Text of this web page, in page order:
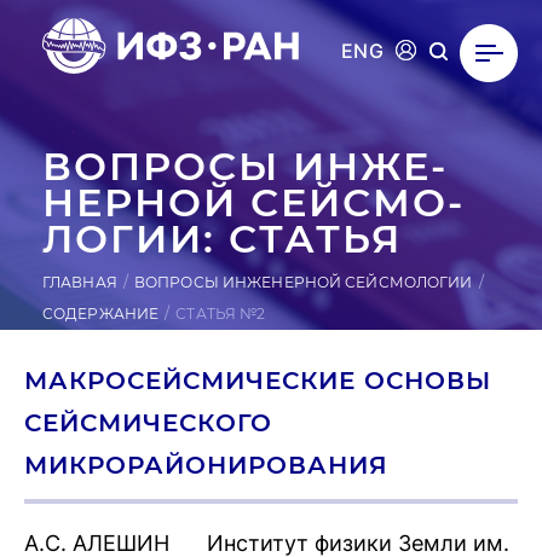
ENG
ВОПРОСЫ ИН­ЖЕ­
НЕР­НОЙ СЕЙ­СМО­
ЛОГИИ: СТАТЬЯ
ГЛАВНАЯ
ВОПРОСЫ ИНЖЕНЕРНОЙ СЕЙСМОЛОГИИ
СОДЕРЖАНИЕ
СТАТЬЯ №2
МАКРОСЕЙСМИЧЕСКИЕ ОСНОВЫ
СЕЙСМИЧЕСКОГО
МИКРОРАЙОНИРОВАНИЯ
А.С. АЛЕШИН
Институт физики Земли им.